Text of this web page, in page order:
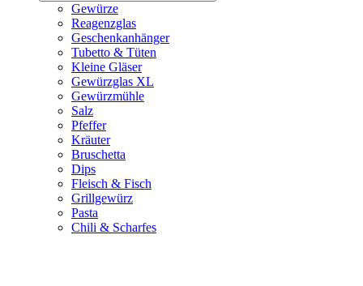
Gewürze
Reagenzglas
Geschenkanhänger
Tubetto & Tüten
Kleine Gläser
Gewürzglas XL
Gewürzmühle
Salz
Pfeffer
Kräuter
Bruschetta
Dips
Fleisch & Fisch
Grillgewürz
Pasta
Chili & Scharfes